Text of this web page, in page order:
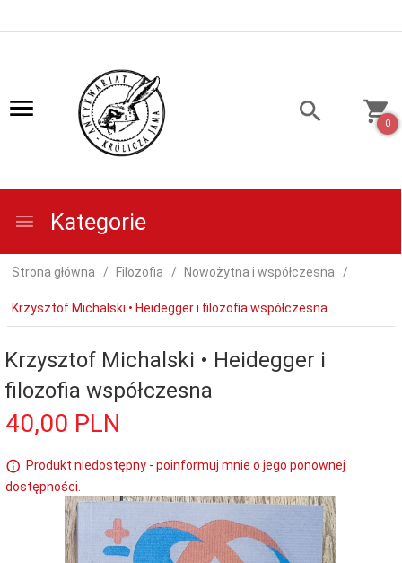
0
Kategorie
Strona główna Filozofia Nowożytna i współczesna
Krzysztof Michalski • Heidegger i filozofia współczesna
Krzysztof Michalski • Heidegger i
filozofia współczesna
40,00 PLN
Produkt niedostępny - poinformuj mnie o jego ponownej
dostępności.